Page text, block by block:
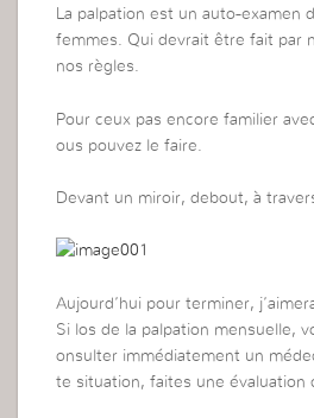
La palpation est un auto-examen
femmes. Qui devrait être fait par
nos règles.
Pour ceux pas encore familier
ous pouvez le faire.
Devant un miroir, debout, à
Aujourd’hui pour terminer,
Si los de la palpation mensuelle,
onsulter immédiatement un
te situation, faites une évaluation